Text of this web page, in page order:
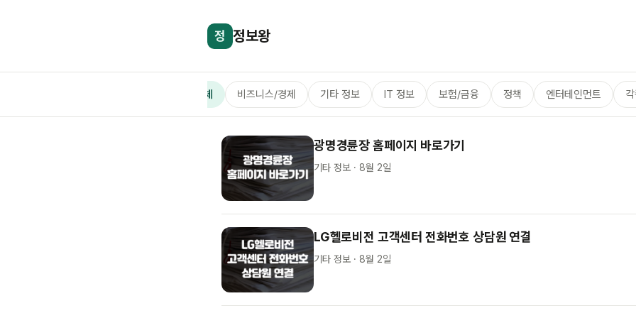
정 정보왕
전체 비즈니스/경제 기타 정보 IT 정보 보험/금융 정책 엔터테인먼트
광명경륜장 홈페이지 바로가기
기타 정보 · 8월 2일
LG헬로비전 고객센터 전화번호 상담원 연결
기타 정보 · 8월 2일